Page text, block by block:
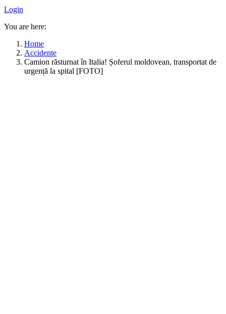
Login
You are here:
Home
Accidente
Camion răsturnat în Italia! Șoferul moldovean, transportat de
urgență la spital [FOTO]